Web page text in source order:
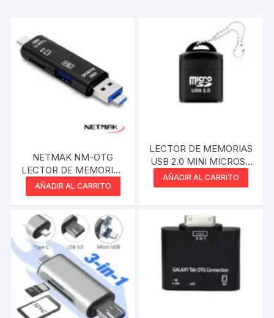
NETMAK NM-OTG
LECTOR DE MEMORIAS
OTG 3 EN 1
AÑADIR AL CARRITO
LECTOR DE MEMORIAS
USB 2.0 MINI MICROSD
EN BOLSA
AÑADIR AL CARRITO